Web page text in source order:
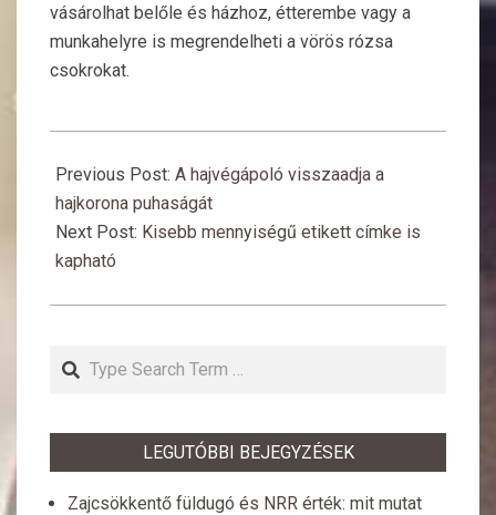
vásárolhat belőle és házhoz, étterembe vagy a
munkahelyre is megrendelheti a vörös rózsa
csokrokat.
12-
08
Previous Post: A hajvégápoló visszaadja a
hajkorona puhaságát
Next Post: Kisebb mennyiségű etikett címke is
kapható
Search
LEGUTÓBBI BEJEGYZÉSEK
Zajcsökkentő füldugó és NRR érték: mit mutat